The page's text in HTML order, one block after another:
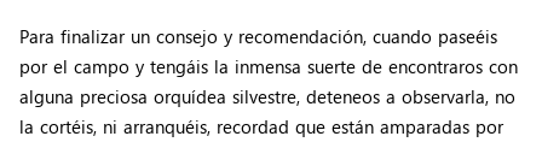
Para finalizar un consejo y recomendación, cuando paseéis
por el campo y tengáis la inmensa suerte de encontraros con
alguna preciosa orquídea silvestre, deteneos a observarla, no
la cortéis, ni arranquéis, recordad que están amparadas por